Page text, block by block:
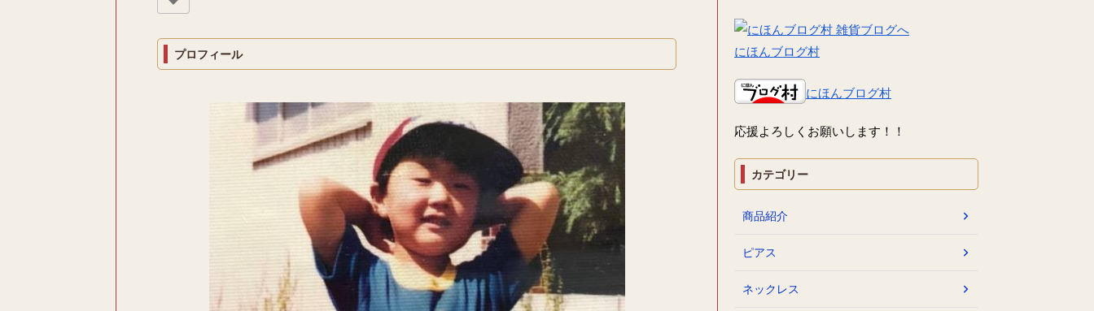
プロフィール にほんブログ村
にほんブログ村
応援よろしくお願いします！！
カテゴリー
商品紹介
ピアス
ネックレス